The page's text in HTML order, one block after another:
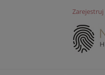
Zarejestruj